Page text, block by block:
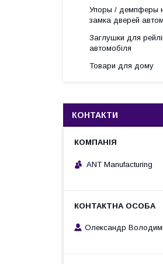
Упоры / демпферы
замка дверей
Заглушки для
автомобіля
Товари для дому
КОНТАКТИ
ANT Manufacturing
Олександр